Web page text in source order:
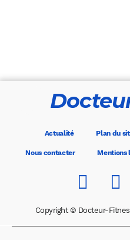
Actualité Plan du
Nous contacter Mentions
Copyright © Docteur-